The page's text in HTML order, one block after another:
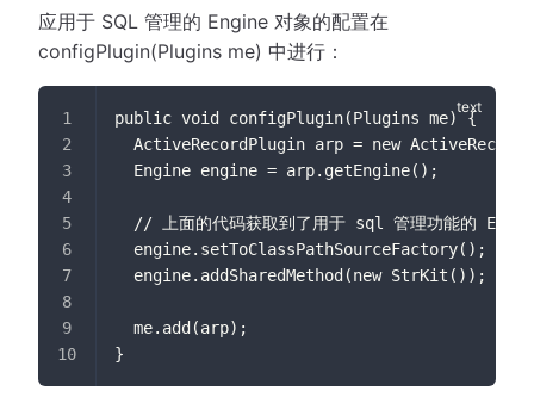
应用于 SQL 管理的 Engine 对象的配置在
configPlugin(Plugins me) 中进行：
public void configPlugin(Plugins me) {
ActiveRecordPlugin arp = new
  Engine engine = arp.getEngine();
// 上面的代码获取到了用于 sql 管理功能的
  engine.setToClassPathSourceFactory();
  engine.addSharedMethod(new StrKit());
  me.add(arp);
}